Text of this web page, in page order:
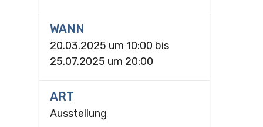
WANN
20.03.2025 um 10:00 bis
25.07.2025 um 20:00
ART
Ausstellung